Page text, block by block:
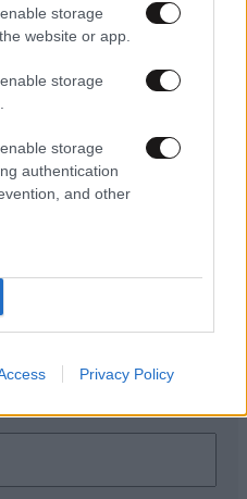
storage
website or app.
storage
storage
authentication
and other
Privacy Policy